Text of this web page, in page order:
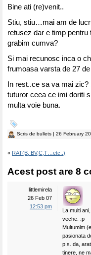
Bine ati (re)venit..
Stiu, stiu…mai am de
retusez dar e timp
grabim cumva?
Si mai recunosc inca o
frumoasa varsta de 27
In rest..ce sa va mai
tuturor ceea ce imi doriti
multa voie buna.
Scris de bullets | 26 February
« RAT(B, BV,C,T…etc..)
Acest post are 8
littlemirela
26 Feb 07
12:53 pm
La multi
veche. :p
Multumim
pasionata
p.s. da,
tinere, ne